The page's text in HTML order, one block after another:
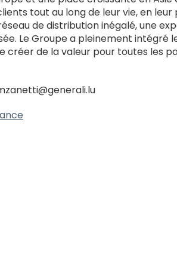
tout au long de leur vie, en
de distribution inégalé, une
Le Groupe a pleinement intégré
créer de la valeur pour toutes les